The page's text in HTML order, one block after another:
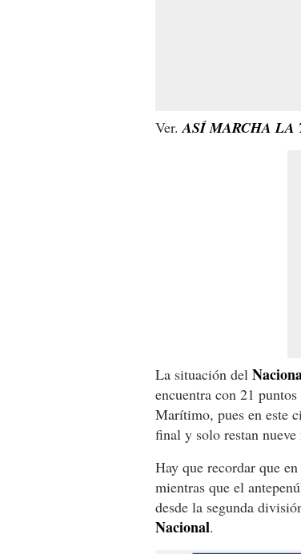
Ver. ASÍ MARCHA LA
La situación del
encuentra con 21
Marítimo, pues en este
final y solo restan nueve
Hay que recordar que en
mientras que el
desde la segunda
Nacional.